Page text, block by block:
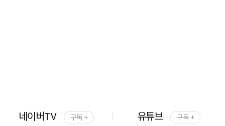
네이버TV 구독 + 유튜브 구독 +